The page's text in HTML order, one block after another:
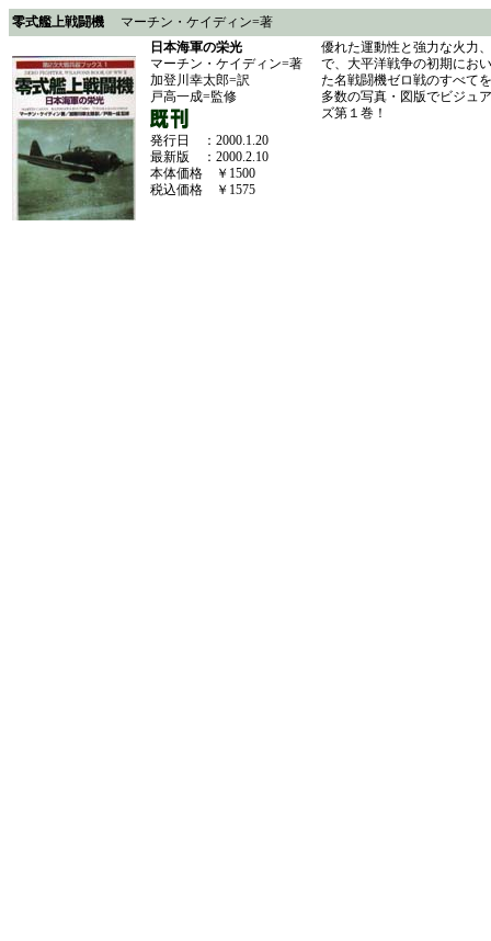
零式艦上戦闘機 マーチン・ケイディン=著
日本海軍の栄光
マーチン・ケイディン=著
加登川幸太郎=訳
戸高一成=監修
発行日 ：2000.1.20
最新版 ：2000.2.10
本体価格 ￥1500
税込価格 ￥1575
優れた運動性と強力な火力
で、大平洋戦争の初期にお
た名戦闘機ゼロ戦のすべて
多数の写真・図版でビジュ
ズ第１巻！